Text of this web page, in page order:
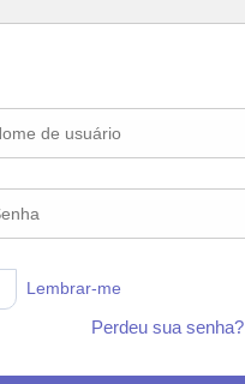
Lembrar-me
Perdeu sua senha?